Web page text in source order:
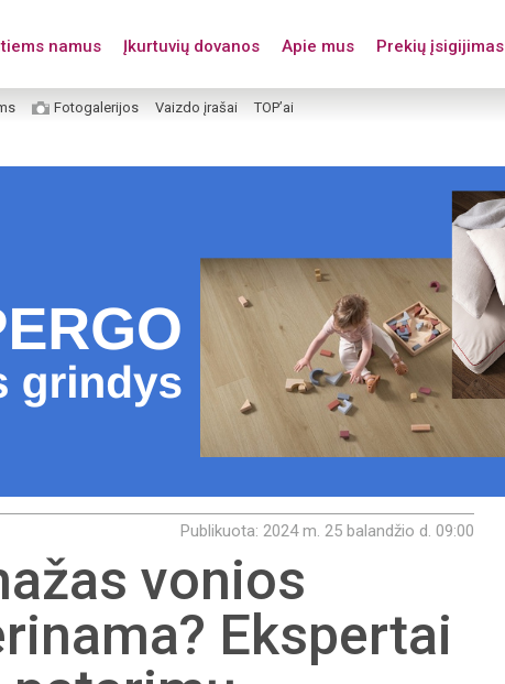
namus Įkurtuvių dovanos Apie mus Prekių įsigijimas
Fotogalerijos Vaizdo įrašai TOP’ai
Publikuota: 2024 m. 25 balandžio d. 09:00
vonios
Ekspertai